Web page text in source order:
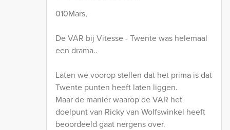
010Mars,
De VAR bij Vitesse - Twente was helemaal
een drama..
Laten we voorop stellen dat het prima is dat
Twente punten heeft laten liggen.
Maar de manier waarop de VAR het
doelpunt van Ricky van Wolfswinkel heeft
beoordeeld gaat nergens over.